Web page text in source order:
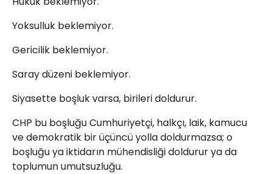
Yoksulluk beklemiyor.
Gericilik beklemiyor.
Saray düzeni beklemiyor.
Siyasette boşluk varsa, birileri doldurur.
CHP bu boşluğu Cumhuriyetçi, halkçı, laik, kamucu
ve demokratik bir üçüncü yolla doldurmazsa; o
boşluğu ya iktidarın mühendisliği doldurur ya da
toplumun umutsuzluğu.